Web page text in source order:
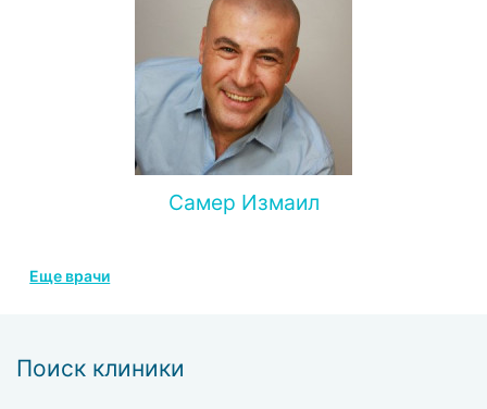
Самер Измаил
Еще врачи
Поиск клиники